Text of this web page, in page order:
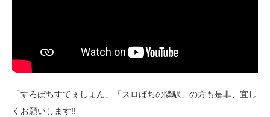
「すろぱちすてぇしょん」「スロぱちの隣駅」の方も是非、宜し
くお願いします!!